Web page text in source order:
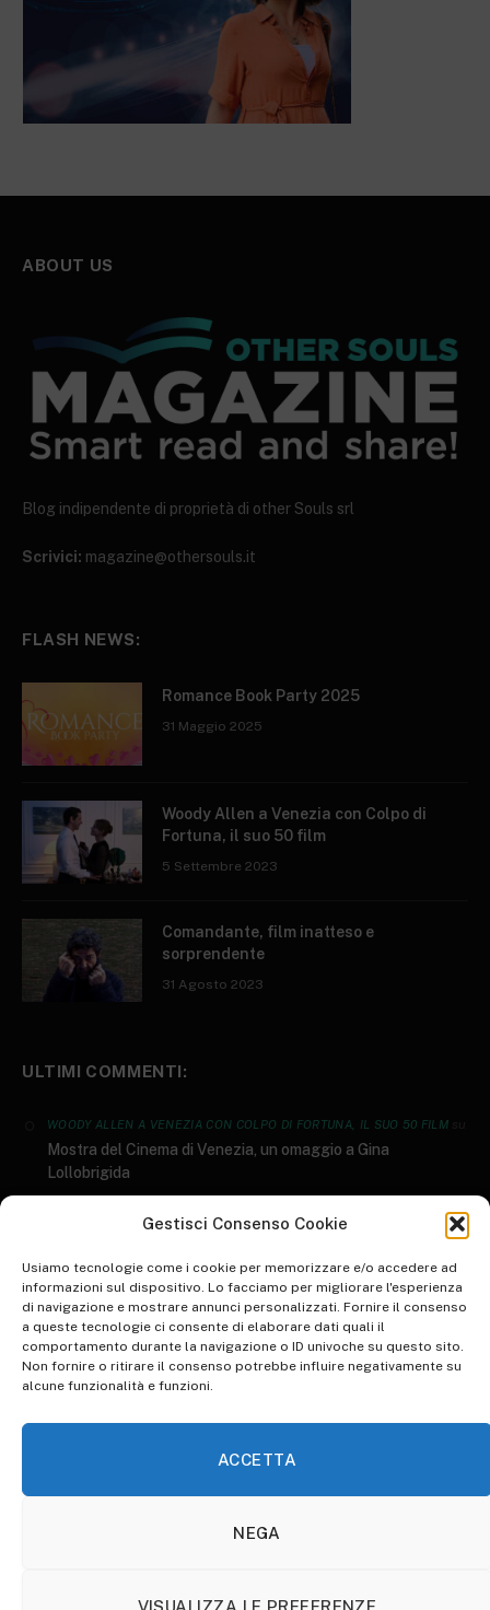
Gestisci Consenso Cookie
Usiamo tecnologie come i cookie per memorizzare e/o accedere ad
informazioni sul dispositivo. Lo facciamo per migliorare l'esperienza
di navigazione e mostrare annunci personalizzati. Fornire il consenso
a queste tecnologie ci consente di elaborare dati quali il
comportamento durante la navigazione o ID univoche su questo sito.
Non fornire o ritirare il consenso potrebbe influire negativamente su
alcune funzionalità e funzioni.
ACCETTA
NEGA
VISUALIZZA LE PREFERENZE
ABOUT US
Blog indipendente di proprietà di other Souls srl
Scrivici: magazine@othersouls.it
FLASH NEWS:
Romance Book Party 2025
31 Maggio 2025
Woody Allen a Venezia con Colpo di
Fortuna, il suo 50 film
5 Settembre 2023
Comandante, film inatteso e
sorprendente
31 Agosto 2023
ULTIMI COMMENTI:
WOODY ALLEN A VENEZIA CON COLPO DI FORTUNA, IL SUO 50 FILM
Mostra del Cinema di Venezia, un omaggio a Gina
Lollobrigida
GENERI LETTERARI: AL SALONE DEL LIBRO ARRIVANO I DATI AIE 2023
I 10 libri più letti del 2022
WORLD ART DAY: RIFLESSIONE SULLO STATO DELL'ARTEsu
Inspire Your Heart with Art Day, una giornata d’arte
su
Guillermo Del Toro: la recensione​